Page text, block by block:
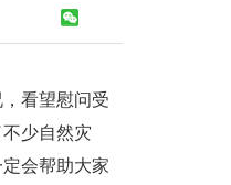
看望慰问受
少自然灾
会帮助大家